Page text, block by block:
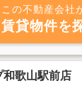
この不動産会社
賃貸物件を
和歌山駅前